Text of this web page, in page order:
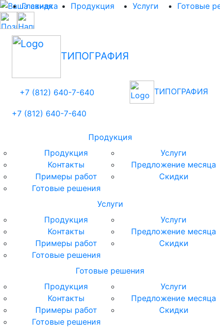
ТИПОГРАФИЯ
+7 (812) 640-7-640 ТИПОГРАФИЯ
+7 (812) 640-7-640
Главная Продукция Услуги Готовые
Продукция
Продукция
Услуги
Контакты
Предложение месяца
Примеры работ
Скидки
Готовые решения
Услуги
Продукция
Услуги
Контакты
Предложение месяца
Примеры работ
Скидки
Готовые решения
Готовые решения
Продукция
Услуги
Контакты
Предложение месяца
Примеры работ
Скидки
Готовые решения